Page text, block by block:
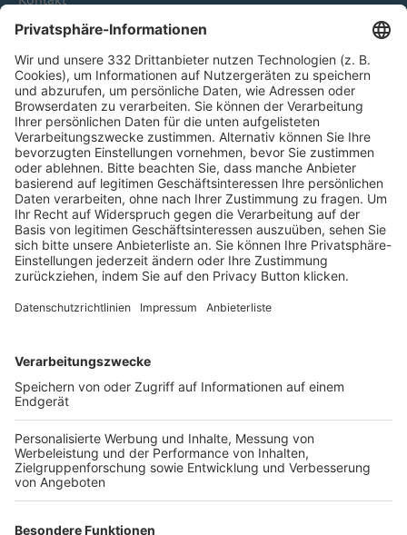
HÄUFIG BESUCHTE SEITEN
Pässe und Vereinswechsel
Trainerausbildung
Schulungsangebot Vereinsmitarbeiter
BFV-Geschäftsstellen
Trainerbörse
Login SpielPlus
FOLGE DEM BFV
TOP-VEREINE
TOP-PARTNER